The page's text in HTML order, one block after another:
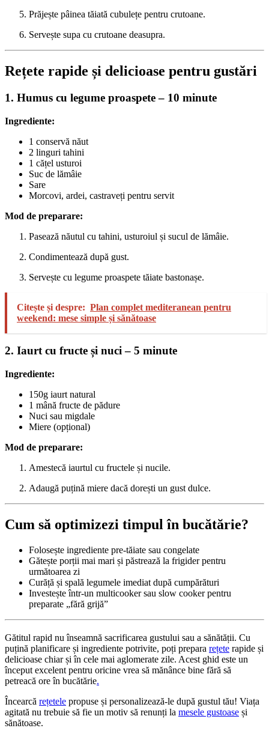
Prăjește pâinea tăiată cubulețe pentru crutoane.
Servește supa cu crutoane deasupra.
Rețete rapide și delicioase pentru gustări
1. Humus cu legume proaspete – 10 minute
Ingrediente:
1 conservă năut
2 linguri tahini
1 cățel usturoi
Suc de lămâie
Sare
Morcovi, ardei, castraveți pentru servit
Mod de preparare:
Pasează năutul cu tahini, usturoiul și sucul de lămâie.
Condimentează după gust.
Servește cu legume proaspete tăiate bastonașe.
Citește și despre: Plan complet mediteranean pentru
weekend: mese simple și sănătoase
2. Iaurt cu fructe și nuci – 5 minute
Ingrediente:
150g iaurt natural
1 mână fructe de pădure
Nuci sau migdale
Miere (opțional)
Mod de preparare:
Amestecă iaurtul cu fructele și nucile.
Adaugă puțină miere dacă dorești un gust dulce.
Cum să optimizezi timpul în bucătărie?
Folosește ingrediente pre-tăiate sau congelate
Gătește porții mai mari și păstrează la frigider pentru
următoarea zi
Curăță și spală legumele imediat după cumpărături
Investește într-un multicooker sau slow cooker pentru
preparate „fără grijă”
Gătitul rapid nu înseamnă sacrificarea gustului sau a sănătății. Cu
puțină planificare și ingrediente potrivite, poți prepara rețete rapide și
delicioase chiar și în cele mai aglomerate zile. Acest ghid este un
început excelent pentru oricine vrea să mănânce bine fără să
petreacă ore în bucătărie.
Încearcă rețetele propuse și personalizează-le după gustul tău! Viața
agitată nu trebuie să fie un motiv să renunți la mesele gustoase și
sănătoase.